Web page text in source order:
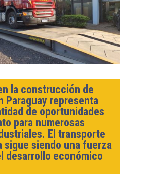
la construcción de
Paraguay representa
de oportunidades
para numerosas
El transporte
sigue siendo una fuerza
desarrollo económico